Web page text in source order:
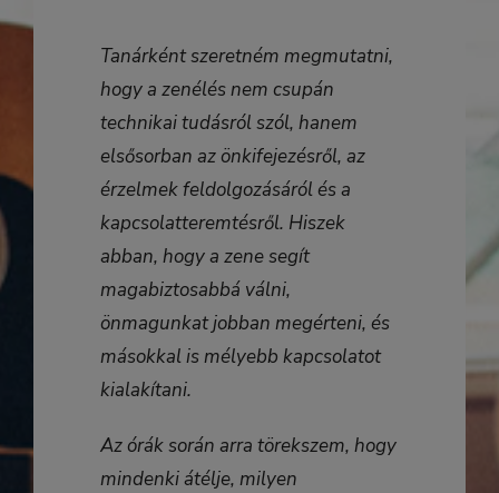
Tanárként szeretném megmutatni,
hogy a zenélés nem csupán
technikai tudásról szól, hanem
elsősorban azönkifejezésről, az
érzelmek feldolgozásáról és a
kapcsolatteremtésről. Hiszek
abban, hogy a zene segít
magabiztosabbá válni,
önmagunkat jobban megérteni, és
másokkal is mélyebb kapcsolatot
kialakítani.
Az órák során arra törekszem, hogy
mindenki átélje, milyen